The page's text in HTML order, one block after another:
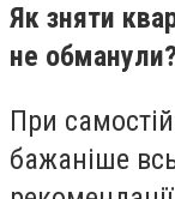
Як зняти
не
При
бажаніше